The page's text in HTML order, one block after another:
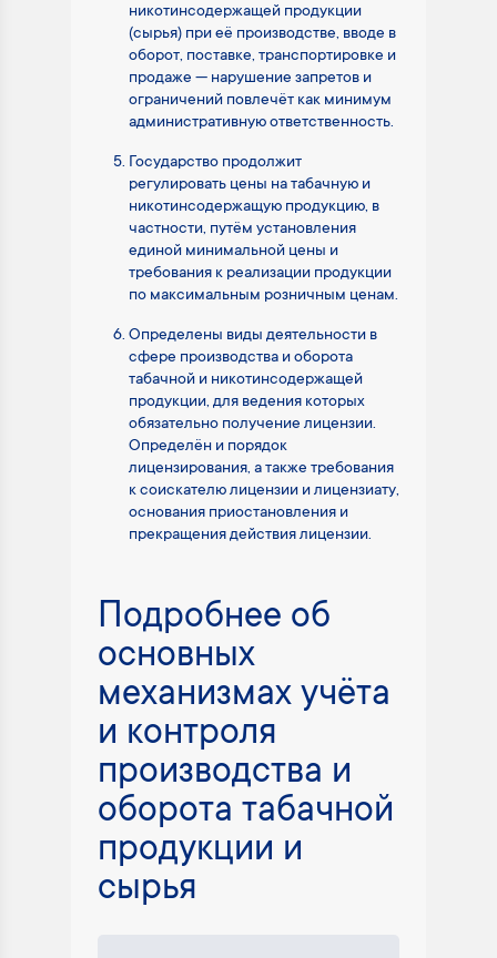
никотинсодержащей продукции
(сырья) при её производстве, вводе в
оборот, поставке, транспортировке и
продаже — нарушение запретов и
ограничений повлечёт как минимум
административную ответственность.
Государство продолжит
регулировать цены на табачную и
никотинсодержащую продукцию, в
частности, путём установления
единой минимальной цены и
требования к реализации продукции
по максимальным розничным ценам.
Определены виды деятельности в
сфере производства и оборота
табачной и никотинсодержащей
продукции, для ведения которых
обязательно получение лицензии.
Определён и порядок
лицензирования, а также требования
к соискателю лицензии и лицензиату,
основания приостановления и
прекращения действия лицензии.
Подробнее об
основных
механизмах учёта
и контроля
производства и
оборота табачной
продукции и
сырья